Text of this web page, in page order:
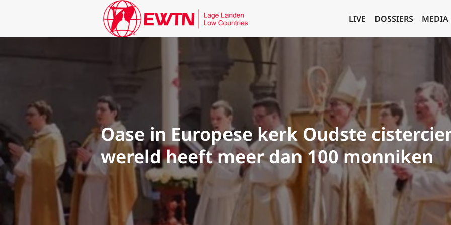
LIVE DOSSIERS MEDIA
Oase in Europese kerk Oudste
wereld heeft meer dan 100 monniken